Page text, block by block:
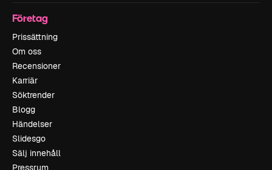
Företag
Prissättning
Om oss
Recensioner
Karriär
Söktrender
Blogg
Händelser
Slidesgo
Sälj innehåll
Pressrum